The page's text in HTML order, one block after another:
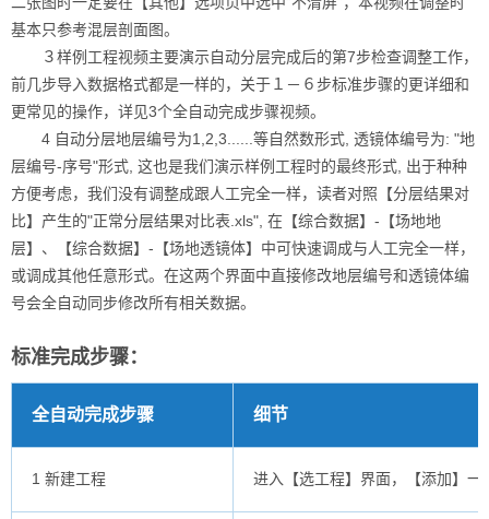
基本只参考混层剖面图。
３样例工程视频主要演示自动分层完成后的第7步检查调整工作，
前几步导入数据格式都是一样的，关于１－６步标准步骤的更详细和
更常见的操作，详见3个全自动完成步骤视频。
4 自动分层地层编号为1,2,3......等自然数形式, 透镜体编号为: "地
层编号-序号"形式, 这也是我们演示样例工程时的最终形式, 出于种种
方便考虑，我们没有调整成跟人工完全一样，读者对照【分层结果对
比】产生的"正常分层结果对比表.xls", 在【综合数据】-【场地地
层】、【综合数据】-【场地透镜体】中可快速调成与人工完全一样，
或调成其他任意形式。在这两个界面中直接修改地层编号和透镜体编
号会全自动同步修改所有相关数据。
标准完成步骤：
全自动完成步骤 细节
1 新建工程 进入【选工程】界面，【添加】一